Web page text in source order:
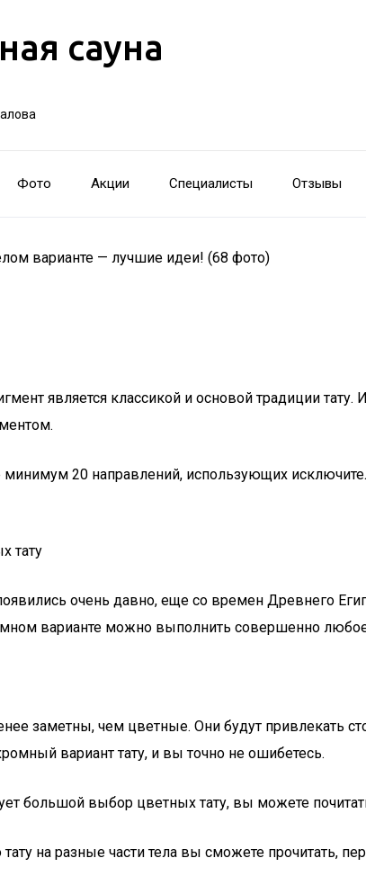
сауна
Фото Акции Специалисты Отзывы
варианте — лучшие идеи! (68 фото)
является классикой и основой традиции
20 направлений, использующих
тату
очень давно, еще со времен Древнего
варианте можно выполнить совершенно любое
заметны, чем цветные. Они будут привлекать
вариант тату, и вы точно не ошибетесь.
большой выбор цветных тату, вы можете
на разные части тела вы сможете прочитать,